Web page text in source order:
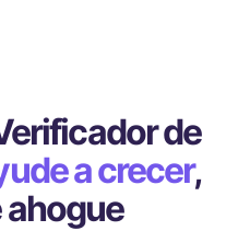
de
a crecer,
ahogue